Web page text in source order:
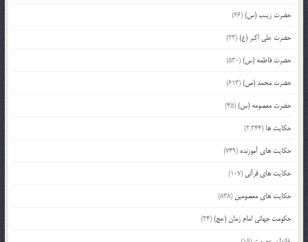
حضرت زینب (س)(66)
حضرت علی اکبر (ع)(23)
حضرت فاطمه (س)(530)
حضرت محمد (ص)(613)
حضرت معصومه (س)(45)
حکایت ها (2,244)
حکایت های آموزنده (749)
حکایت های قرآنی (107)
حکایت های معصومین (838)
حکومت جهانی امام زمان (عج)(24)